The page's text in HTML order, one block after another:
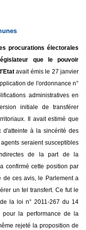
procurations électorales
que le pouvoir
avait émis le 27 janvier
de l'ordonnance n°
administratives en
initiale de transférer
Il avait estimé que
d'atteinte à la sincérité des
seraient susceptibles
de la part de la
confirmé cette position par
de ces avis, le Parlement a
un tel transfert. Ce fut le
la loi n° 2011-267 du 14
pour la performance de la
rejeté la proposition de